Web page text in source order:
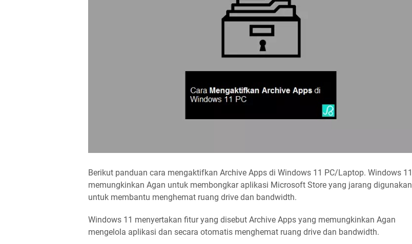
Berikut panduan cara mengaktifkan Archive Apps di Windows 11 PC/Laptop. Windows 11
memungkinkan Agan untuk membongkar aplikasi Microsoft Store yang jarang digunakan
untuk membantu menghemat ruang drive dan bandwidth.
Windows 11 menyertakan fitur yang disebut Archive Apps yang memungkinkan Agan
mengelola aplikasi dan secara otomatis menghemat ruang drive dan bandwidth.